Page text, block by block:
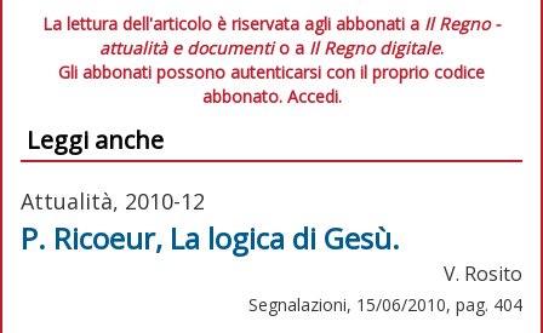
La lettura dell'articolo è riservata agli abbonati a Il Regno -
attualità e documentio a Il Regno digitale.
Gli abbonati possono autenticarsi con il proprio codice
abbonato. Accedi.
Leggi anche
Attualità, 2010-12
P. Ricoeur, La logica di Gesù.
V. Rosito
Segnalazioni, 15/06/2010, pag. 404